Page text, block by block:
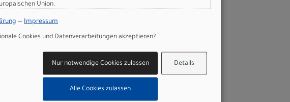
alloy rails
M: 150mm, L-XL: 170mm Travel, 0mm offset
Union.
— Impressum
Cookies und Datenverarbeitungen akzeptieren?
Details
Nur notwendige Cookies zulassen
Alle Cookies zulassen